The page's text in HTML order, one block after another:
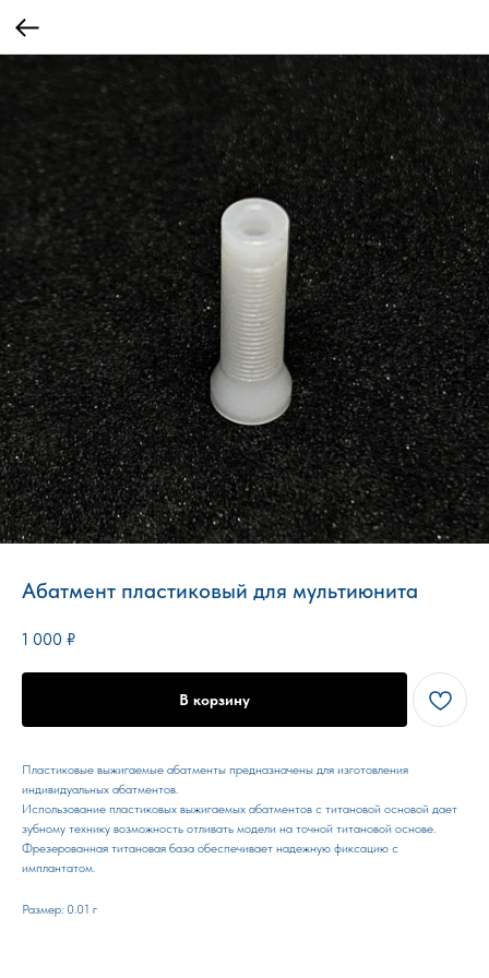
Абатмент пластиковый для мультиюнита
1 000 ₽
В корзину
Пластиковые выжигаемые абатменты предназначены для изготовления
индивидуальных абатментов.
Использование пластиковых выжигаемых абатментов с титановой основой дает
зубному технику возможность отливать модели на точной титановой основе.
Фрезерованная титановая база обеспечивает надежную фиксацию с
имплантатом.
Размер: 0.01 г